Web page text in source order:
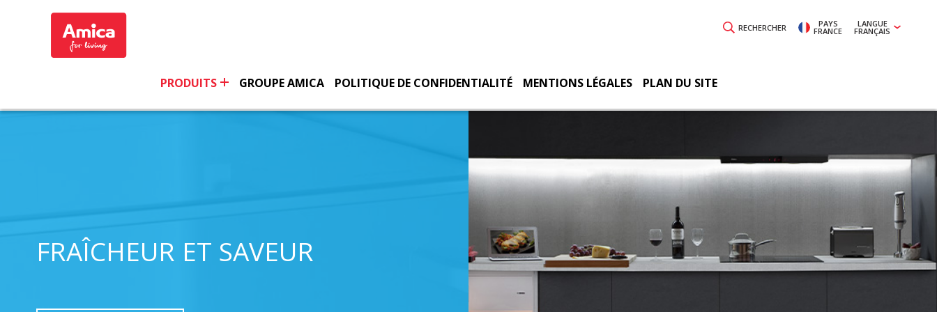
RECHERCHER PAYS
FRANCE
LANGUE
FRANÇAIS
PRODUITS GROUPE AMICA POLITIQUE DE CONFIDENTIALITÉ MENTIONS LÉGALES PLAN DU SITE
FRAÎCHEUR ET SAVEUR